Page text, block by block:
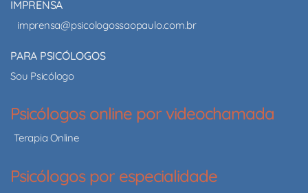
IMPRENSA
imprensa@psicologossaopaulo.com.br
PARA PSICÓLOGOS
Sou Psicólogo
Psicólogos online por videochamada
Terapia Online
Psicólogos por especialidade